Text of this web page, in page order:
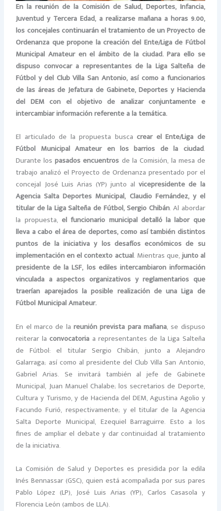
En la reunión de la Comisión de Salud, Deportes, Infancia,
Juventud y Tercera Edad, a realizarse mañana a horas 9.00,
los concejales continuarán el tratamiento de un Proyecto de
Ordenanza que propone la creación del Ente/Liga de Fútbol
Municipal Amateur en el ámbito de la ciudad. Para ello se
dispuso convocar a representantes de la Liga Salteña de
Fútbol y del Club Villa San Antonio, así como a funcionarios
de las áreas de Jefatura de Gabinete, Deportes y Hacienda
del DEM con el objetivo de analizar conjuntamente e
intercambiar información referente a la temática.
El articulado de la propuesta buscacrear el Ente/Liga de
Fútbol Municipal Amateur en los barrios de la ciudad.
Durante lospasados encuentros de la Comisión, la mesa de
trabajo analizó el Proyecto de Ordenanza presentado por el
concejal José Luis Arias (YP) junto al vicepresidente de la
Agencia Salta Deportes Municipal, Claudio Fernández, y el
titular de la Liga Salteña de Fútbol, Sergio Chibán. Al abordar
la propuesta, el funcionario municipal detalló la labor que
lleva a cabo el área de deportes, como así también distintos
puntos de la iniciativa y los desafíos económicos de su
implementación en el contexto actual. Mientras que,junto al
presidente de la LSF, los ediles intercambiaron información
vinculada a aspectos organizativos y reglamentarios que
traerían aparejados la posible realización de una Liga de
Fútbol Municipal Amateur.
En el marco de la reunión prevista para mañana, se dispuso
reiterar laconvocatoria a representantes de la Liga Salteña
de Fútbol: el titular Sergio Chibán, junto a Alejandro
Galarraga; así como al presidente del Club Villa San Antonio,
Gabriel Arias. Se invitará también al jefe de Gabinete
Municipal, Juan Manuel Chalabe; los secretarios de Deporte,
Cultura y Turismo, y de Hacienda del DEM, Agustina Agolio y
Facundo Furió, respectivamente; y el titular de la Agencia
Salta Deporte Municipal, Ezequiel Barraguirre. Esto a los
fines de ampliar el debate y dar continuidad al tratamiento
de la iniciativa.
La Comisión de Salud y Deportes es presidida por la edila
Inés Bennassar (GSC), quien está acompañada por sus pares
Pablo López (LP), José Luis Arias (YP), Carlos Casasola y
Florencia León (ambos de LLA).